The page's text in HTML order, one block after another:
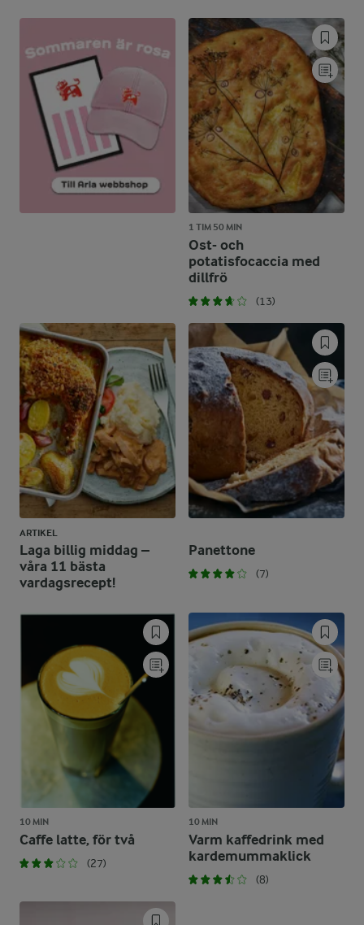
1 TIM 50 MIN
Ost- och
potatisfocaccia med
dillfrö
(13)
ARTIKEL
Laga billig middag –
våra 11 bästa
vardagsrecept!
Panettone
(7)
10 MIN
Caffe latte, för två
(27)
10 MIN
Varm kaffedrink med
kardemummaklick
(8)